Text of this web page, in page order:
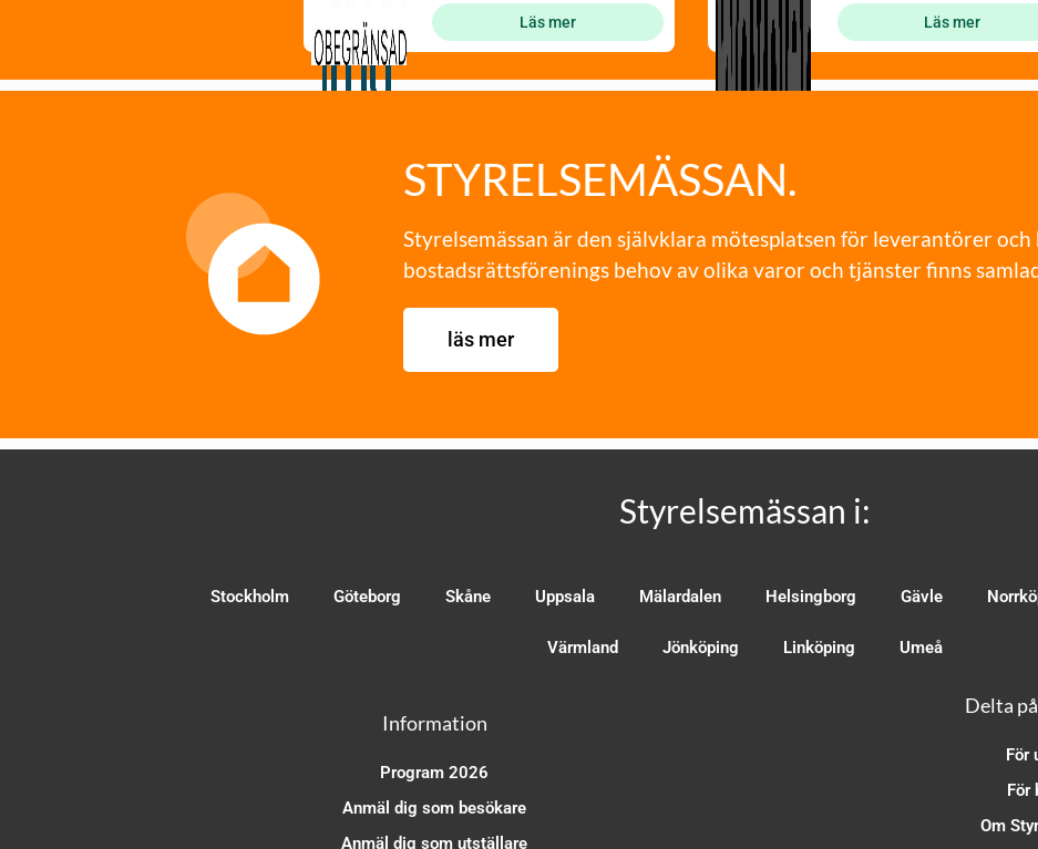
Läs mer Läs mer
STYRELSEMÄSSAN.
Styrelsemässan är den självklara mötesplatsen för leverantörer
bostadsrättsförenings behov av olika varor och tjänster finns
läs mer
Styrelsemässan i:
Stockholm Göteborg Skåne Uppsala Mälardalen Helsingborg Gävle
Värmland Jönköping Linköping Umeå
Information
Program 2026
Anmäl dig som besökare
Anmäl dig som utställare
Delta
För
För
Om